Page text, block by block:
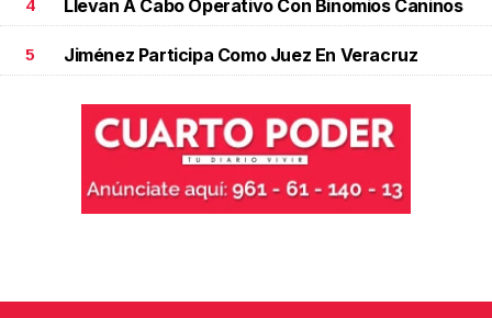
4 Llevan A Cabo Operativo Con Binomios Caninos
5 Jiménez Participa Como Juez En Veracruz